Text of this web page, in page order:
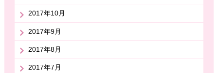
2017年10月
2017年9月
2017年8月
2017年7月